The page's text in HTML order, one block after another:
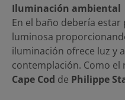
Iluminación ambiental
En el baño debería
luminosa
iluminación ofrece luz y
contemplación. Como el
Cape Cod de Philippe